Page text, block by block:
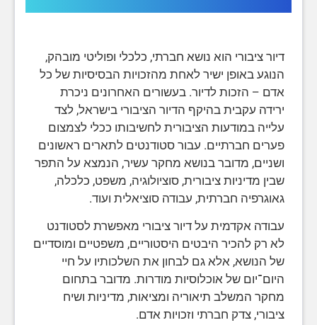
דיור ציבורי הוא נושא חברתי, כלכלי ופוליטי מובהק,
הנוגע באופן ישיר לאחת מהזכויות הבסיסיות של כל
אדם – הזכות לדיור. בעשורים האחרונים ניכרת
ירידה עקבית בהיקף הדיור הציבורי בישראל, לצד
עלייה במודעות הציבורית לחשיבותו ככלי לצמצום
פערים חברתיים. עבור סטודנטים לתארים ראשונים
ושניים, מדובר בנושא מחקר עשיר, הנמצא על התפר
שבין מדיניות ציבורית, סוציולוגיה, משפט, כלכלה,
גאוגרפיה חברתית, עבודה סוציאלית ועוד.
עבודה אקדמית על דיור ציבורי מאפשרת לסטודנט
לא רק להכיר היבטים היסטוריים, משפטיים ומוסדיים
של הנושא, אלא גם לבחון את השלכותיו על חיי
היום־יום של אוכלוסיות מודרות. מדובר בתחום
מחקר המשלב תיאוריה ומציאות, מדיניות ושיח
ציבורי, צדק חברתי וזכויות אדם.